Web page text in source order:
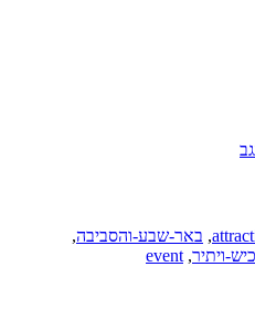
, באר-שבע-והסביבה,
ויתיר,
event